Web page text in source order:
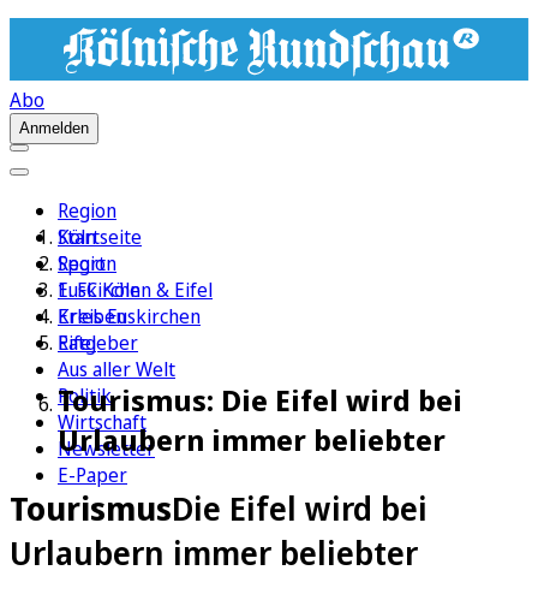
Abo
Anmelden
Region
Köln
Sport
1. FC Köln
Erleben
Ratgeber
Aus aller Welt
Politik
Wirtschaft
Newsletter
E-Paper
Startseite
Region
Euskirchen & Eifel
Kreis Euskirchen
Eifel
Tourismus: Die Eifel wird bei
Urlaubern immer beliebter
TourismusDie Eifel wird bei
Urlaubern immer beliebter